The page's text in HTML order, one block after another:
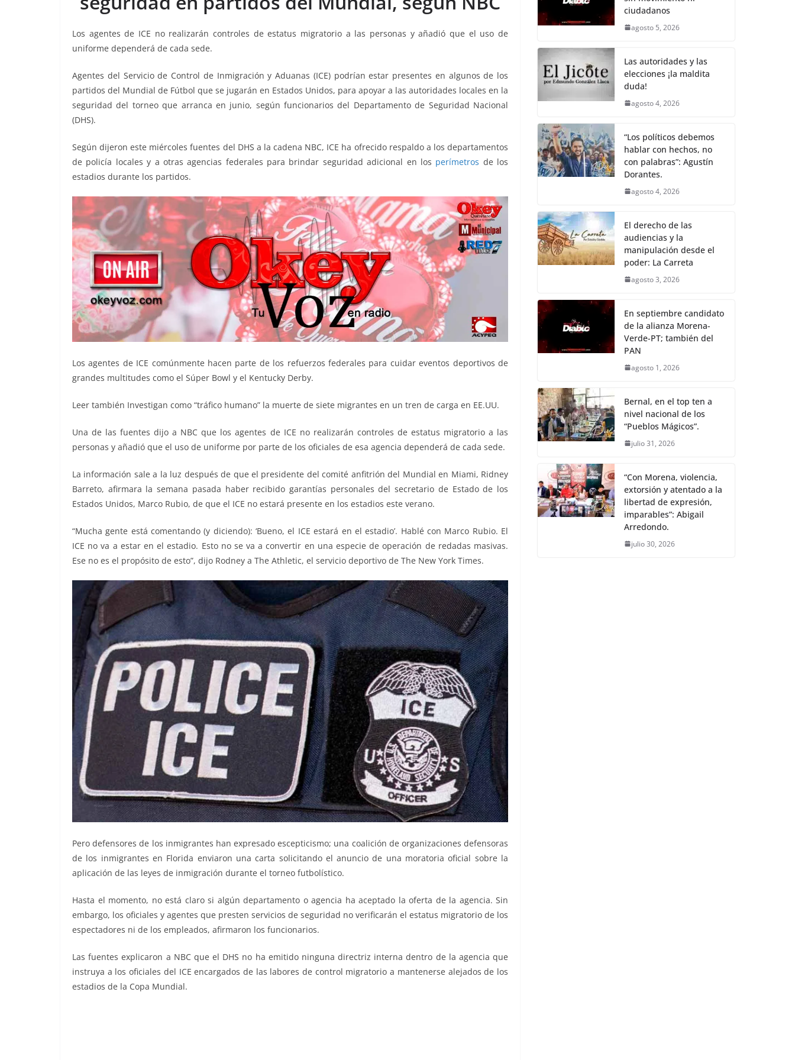
b
o
o
k
t
e
r
l s
A
p
p
L
i
n
k
g
r
a
m
e
Los agentes de ICE no realizarán controles de estatus migratorio a las personas y añadió que el uso de
uniforme dependerá de cada sede.
Agentes del Servicio de Control de Inmigración y Aduanas (ICE) podrían estar presentes en algunos de los
partidos del Mundial de Fútbol que se jugarán en Estados Unidos, para apoyar a las autoridades locales en la
seguridad del torneo que arranca en junio, según funcionarios del Departamento de Seguridad Nacional
(DHS).
Según dijeron este miércoles fuentes del DHS a la cadena NBC, ICE ha ofrecido respaldo a los departamentos
de policía locales y a otras agencias federales para brindar seguridad adicional en los perímetros de los
estadios durante los partidos.
Los agentes de ICE comúnmente hacen parte de los refuerzos federales para cuidar eventos deportivos de
grandes multitudes como el Súper Bowl y el Kentucky Derby.
Leer también Investigan como “tráfico humano” la muerte de siete migrantes en un tren de carga en EE.UU.
Una de las fuentes dijo a NBC que los agentes de ICE no realizarán controles de estatus migratorio a las
personas y añadió que el uso de uniforme por parte de los oficiales de esa agencia dependerá de cada sede.
La información sale a la luz después de que el presidente del comité anfitrión del Mundial en Miami, Ridney
Barreto, afirmara la semana pasada haber recibido garantías personales del secretario de Estado de los
Estados Unidos, Marco Rubio, de que el ICE no estará presente en los estadios este verano.
“Mucha gente está comentando (y diciendo): ‘Bueno, el ICE estará en el estadio’. Hablé con Marco Rubio. El
ICE no va a estar en el estadio. Esto no se va a convertir en una especie de operación de redadas masivas.
Ese no es el propósito de esto”, dijo Rodney a The Athletic, el servicio deportivo de The New York Times.
Pero defensores de los inmigrantes han expresado escepticismo; una coalición de organizaciones defensoras
de los inmigrantes en Florida enviaron una carta solicitando el anuncio de una moratoria oficial sobre la
aplicación de las leyes de inmigración durante el torneo futbolístico.
Hasta el momento, no está claro si algún departamento o agencia ha aceptado la oferta de la agencia. Sin
embargo, los oficiales y agentes que presten servicios de seguridad no verificarán el estatus migratorio de los
espectadores ni de los empleados, afirmaron los funcionarios.
Las fuentes explicaron a NBC que el DHS no ha emitido ninguna directriz interna dentro de la agencia que
instruya a los oficiales del ICE encargados de las labores de control migratorio a mantenerse alejados de los
estadios de la Copa Mundial.
b
o
o
k
t
t
e
r
i
l
t
s
p
p
y
L
n
k
e
g
a
m
ciudadanos
agosto 5, 2026
Las autoridades y las
elecciones ¡la maldita
duda!
agosto 4, 2026
“Los políticos debemos
hablar con hechos, no
con palabras”: Agustín
Dorantes.
agosto 4, 2026
El derecho de las
audiencias y la
manipulación desde el
poder: La Carreta
agosto 3, 2026
En septiembre candidato
de la alianza Morena-
Verde-PT; también del
PAN
agosto 1, 2026
Bernal, en el top ten a
nivel nacional de los
“Pueblos Mágicos”.
julio 31, 2026
“Con Morena, violencia,
extorsión y atentado a la
libertad de expresión,
imparables”: Abigail
Arredondo.
julio 30, 2026